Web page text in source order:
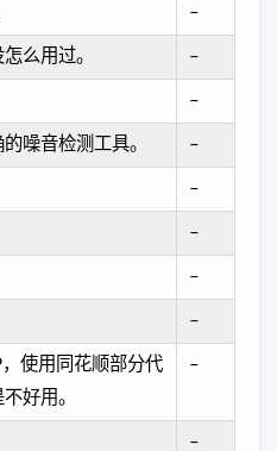
–
怎么用过。 –
–
的噪音检测工具。 –
–
–
–
–
，使用同花顺部分代
好用。
–
–